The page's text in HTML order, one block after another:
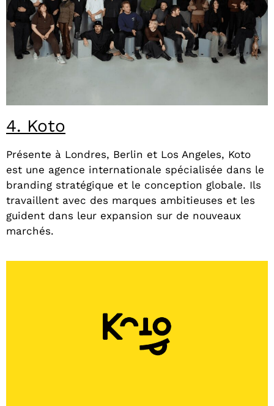
4. Koto
Présente à Londres, Berlin et Los Angeles, Koto
est une agence internationale spécialisée dans le
branding stratégique et le conception globale. Ils
travaillent avec des marques ambitieuses et les
guident dans leur expansion sur de nouveaux
marchés.